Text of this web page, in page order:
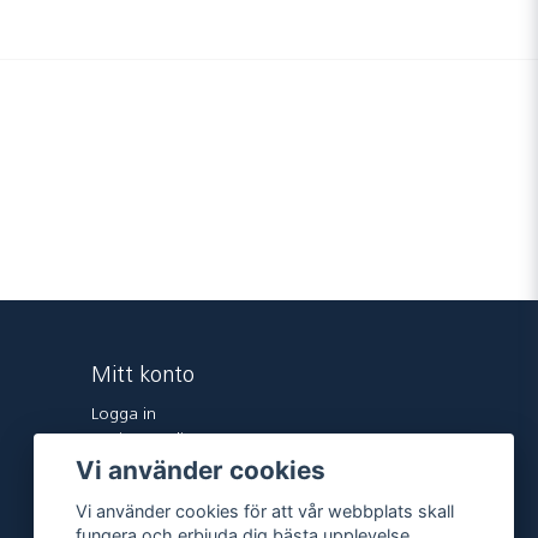
Mitt konto
Logga in
Glömt lösenord?
Vi använder cookies
Vi använder cookies för att vår webbplats skall